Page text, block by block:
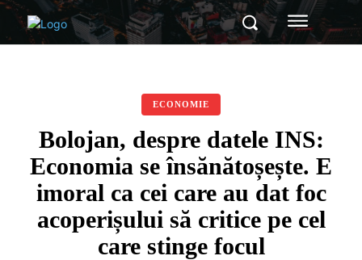
ECONOMIE
Bolojan, despre datele INS:
Economia se însănătoșește. E
imoral ca cei care au dat foc
acoperișului să critice pe cel
care stinge focul